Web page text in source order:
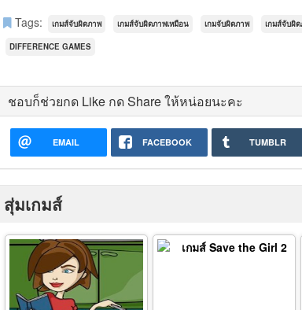
Tags: เกมส์จับผิดภาพ เกมส์จับผิดภาพเหมือน เกมจับผิดภาพ เกมส์จับผิ
DIFFERENCE GAMES
ชอบก็ช่วยกด Like กด Share ให้หน่อยนะคะ
EMAIL FACEBOOK TUMBLR
สุ่มเกมส์